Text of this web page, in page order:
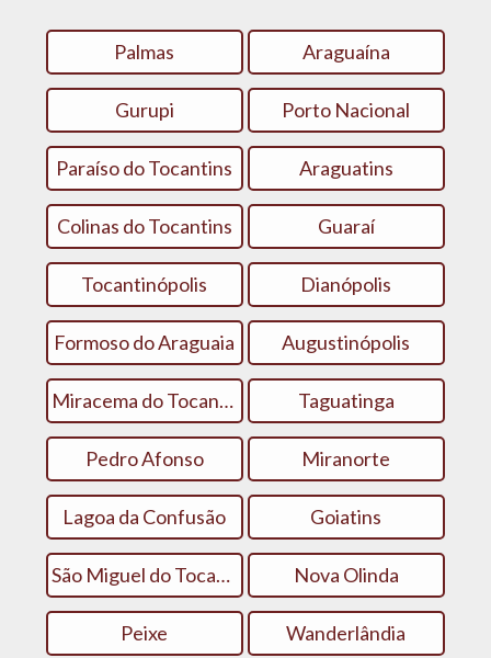
Palmas Araguaína
Gurupi Porto Nacional
Paraíso do Tocantins Araguatins
Colinas do Tocantins Guaraí
Tocantinópolis Dianópolis
Formoso do Araguaia Augustinópolis
Miracema do Tocantins Taguatinga
Pedro Afonso Miranorte
Lagoa da Confusão Goiatins
São Miguel do Tocantins Nova Olinda
Peixe Wanderlândia